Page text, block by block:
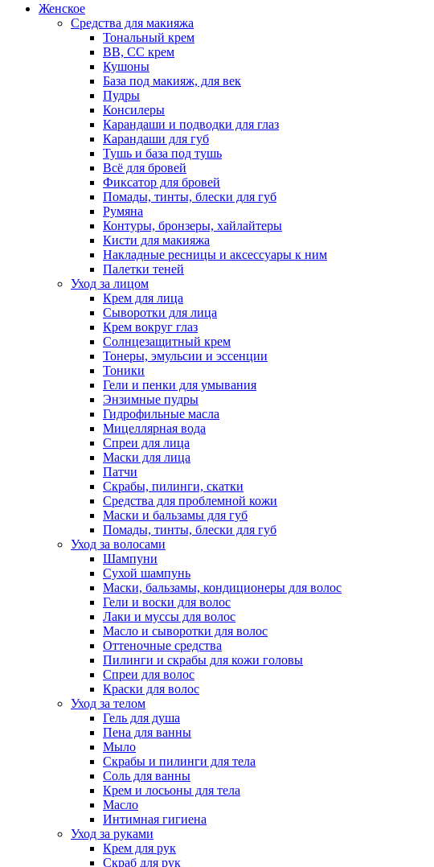
Женское
Средства для макияжа
Тональный крем
BB, CC крем
Кушоны
База под макияж, для век
Пудры
Консилеры
Карандаши и подводки для глаз
Карандаши для губ
Тушь и база под тушь
Всё для бровей
Фиксатор для бровей
Помады, тинты, блески для губ
Румяна
Контуры, бронзеры, хайлайтеры
Кисти для макияжа
Накладные ресницы и аксессуары к ним
Палетки теней
Уход за лицом
Крем для лица
Сыворотки для лица
Крем вокруг глаз
Солнцезащитный крем
Тонеры, эмульсии и эссенции
Тоники
Гели и пенки для умывания
Энзимные пудры
Гидрофильные масла
Мицеллярная вода
Спреи для лица
Маски для лица
Патчи
Скрабы, пилинги, скатки
Средства для проблемной кожи
Маски и бальзамы для губ
Помады, тинты, блески для губ
Уход за волосами
Шампуни
Сухой шампунь
Маски, бальзамы, кондиционеры для волос
Гели и воски для волос
Лаки и муссы для волос
Масло и сыворотки для волос
Оттеночные средства
Пилинги и скрабы для кожи головы
Спреи для волос
Краски для волос
Уход за телом
Гель для душа
Пена для ванны
Мыло
Скрабы и пилинги для тела
Соль для ванны
Крем и лосьоны для тела
Масло
Интимная гигиена
Уход за руками
Крем для рук
Скраб для рук